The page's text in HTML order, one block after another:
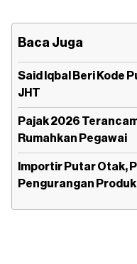
Baca Juga
Said Iqbal Beri Kode
JHT
Pajak 2026
Rumahkan Pegawai
Importir Putar Otak,
Pengurangan